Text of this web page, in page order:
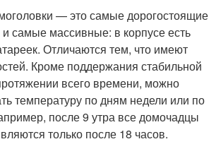
— это самые дорогостоящие
самые массивные: в корпусе есть
Отличаются тем, что имеют
Кроме поддержания стабильной
всего времени, можно
температуру по дням недели или по
после 9 утра все домочадцы
только после 18 часов.